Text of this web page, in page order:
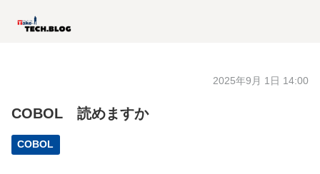
2025年9月 1日 14:00
COBOL 読めますか
COBOL